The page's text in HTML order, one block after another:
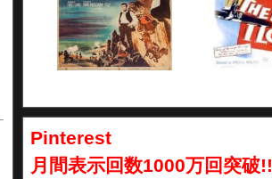
Pinterest
月間表示回数1000万回突破!!